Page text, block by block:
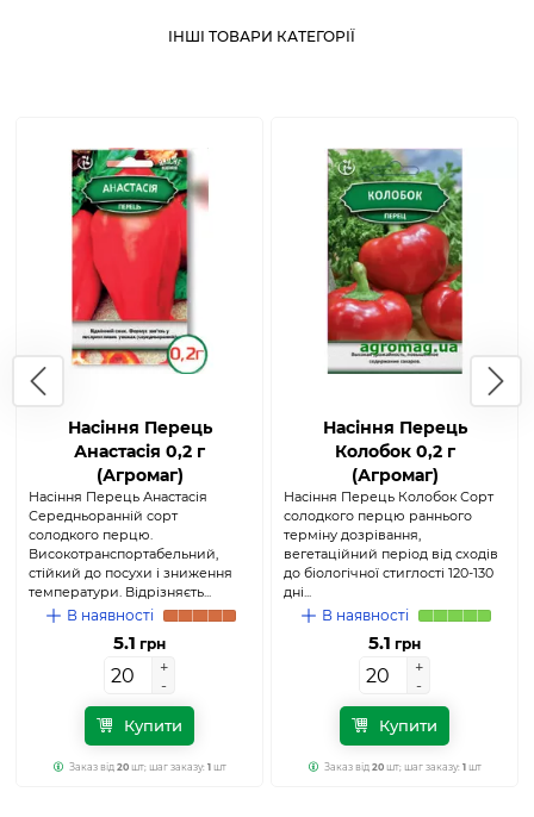
ІНШІ ТОВАРИ КАТЕГОРІЇ
Насіння Перець
Анастасія 0,2 г
(Агромаг)
Насіння Перець Анастасія
Середньоранній сорт
солодкого перцю.
Високотранспортабельний,
стійкий до посухи і зниження
температури. Відрізняєть...
В наявності
5.1 грн
+
-
+
-
Купити
Заказ від 20шт; шаг заказу: 1шт
Насіння Перець
Колобок 0,2 г
(Агромаг)
Насіння Перець Колобок Сорт
солодкого перцю раннього
терміну дозрівання,
вегетаційний період від сходів
до біологічної стиглості 120-130
дні...
В наявності
5.1 грн
+
-
+
-
Купити
Заказ від 20шт; шаг заказу: 1шт